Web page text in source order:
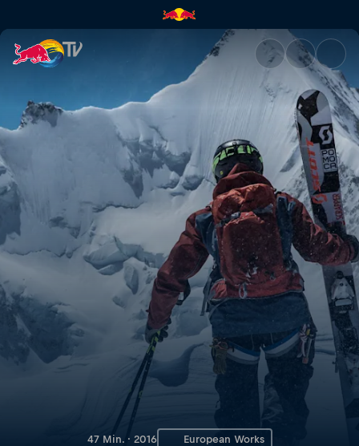
La Liste | Red Bull TV
47 Min. · 2016 European Works